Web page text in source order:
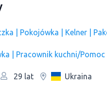
| Pracownik kuchni/Pomoc
29 lat Ukraina